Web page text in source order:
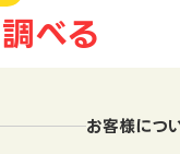
調べる
お客様につ